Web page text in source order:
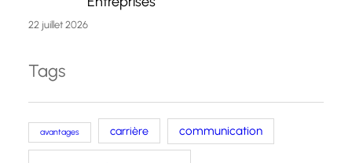
22 juillet 2026
Tags
avantages carrière communication